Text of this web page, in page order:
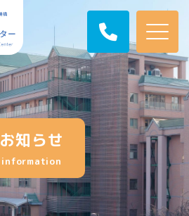
お知らせ
information